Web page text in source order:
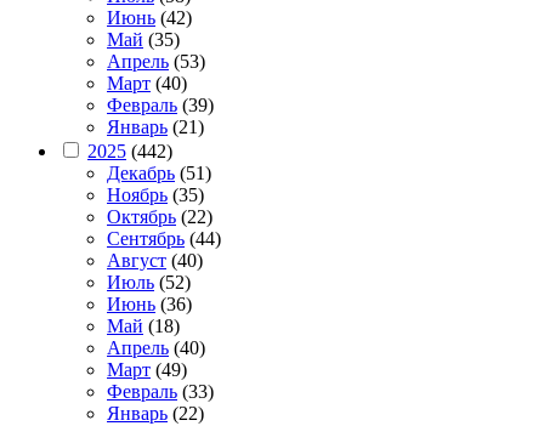
Июнь (42)
Май (35)
Апрель (53)
Март (40)
Февраль (39)
Январь (21)
2025 (442)
Декабрь (51)
Ноябрь (35)
Октябрь (22)
Сентябрь (44)
Август (40)
Июль (52)
Июнь (36)
Май (18)
Апрель (40)
Март (49)
Февраль (33)
Январь (22)